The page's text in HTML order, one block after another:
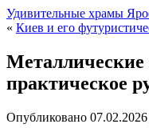
Удивительные храмы
« Киев и его
Металлические
практическое
Опубликовано 07.02.2026